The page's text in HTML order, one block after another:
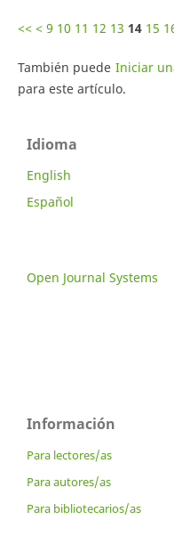
<< < 9 10 11 12 13 14 15
También puede Iniciar
para este artículo.
Idioma
English
Español
Open Journal Systems
Información
Para lectores/as
Para autores/as
Para bibliotecarios/as